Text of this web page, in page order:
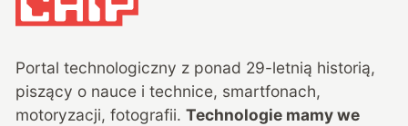
Portal technologiczny z ponad 29-letnią historią,
piszący o nauce i technice, smartfonach,
motoryzacji, fotografii. Technologie mamy we